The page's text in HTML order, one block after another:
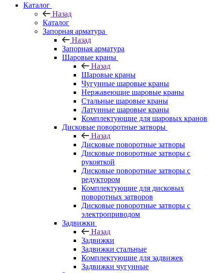
Каталог
Назад
Каталог
Запорная арматура
Назад
Запорная арматура
Шаровые краны
Назад
Шаровые краны
Чугунные шаровые краны
Нержавеющие шаровые краны
Стальные шаровые краны
Латунные шаровые краны
Комплектующие для шаровых кранов
Дисковые поворотные затворы
Назад
Дисковые поворотные затворы
Дисковые поворотные затворы с
рукояткой
Дисковые поворотные затворы с
редуктором
Комплектующие для дисковых
поворотных затворов
Дисковые поворотные затворы с
электроприводом
Задвижки
Назад
Задвижки
Задвижки стальные
Комплектующие для задвижек
Задвижки чугунные